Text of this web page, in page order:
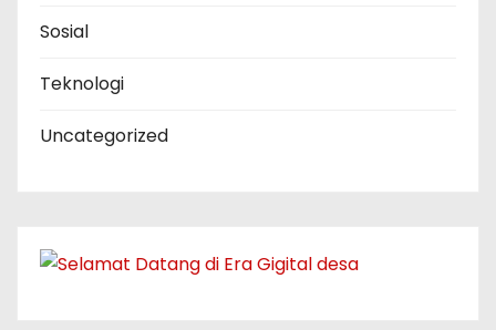
Sosial
Teknologi
Uncategorized